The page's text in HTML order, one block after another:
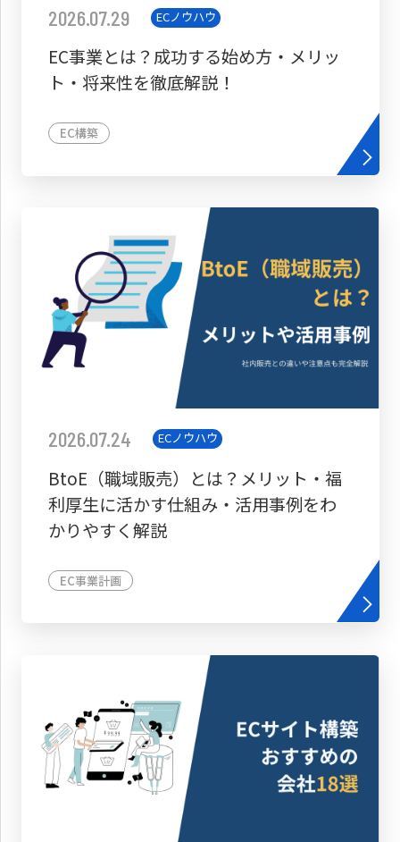
2026.07.29 ECノウハウ
EC事業とは？成功する始め方・メリッ
ト・将来性を徹底解説！
EC構築
2026.07.24 ECノウハウ
BtoE（職域販売）とは？メリット・福
利厚生に活かす仕組み・活用事例をわ
かりやすく解説
EC事業計画